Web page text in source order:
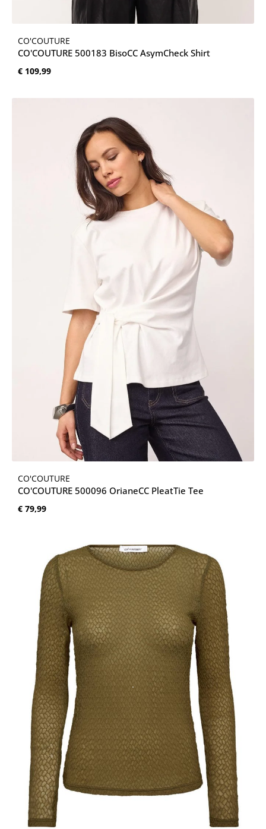
CO'COUTURE
CO'COUTURE 500183 BisoCC AsymCheck Shirt
Normale prijs:
€ 109,99
CO'COUTURE
CO'COUTURE 500096 OrianeCC PleatTie Tee
Normale prijs:
€ 79,99